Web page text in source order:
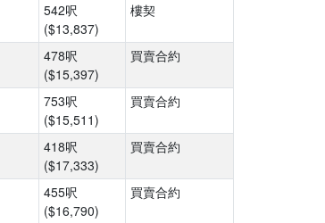
542呎
($13,837)
樓契
478呎
($15,397)
買賣合約
753呎
($15,511)
買賣合約
418呎
($17,333)
買賣合約
455呎
($16,790)
買賣合約